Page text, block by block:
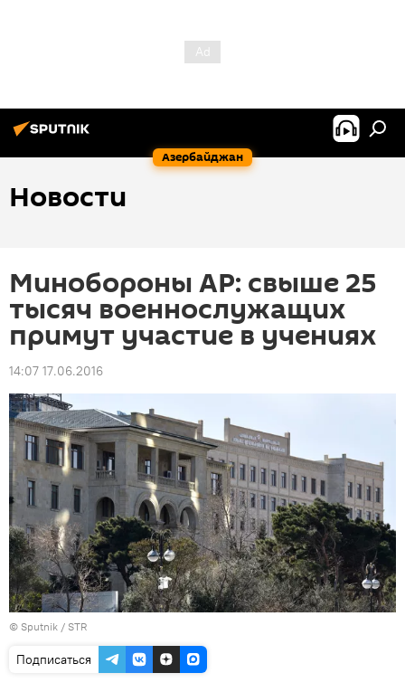
Азербайджан
Новости
Минобороны АР: свыше 25
тысяч военнослужащих
примут участие в учениях
14:07 17.06.2016
© Sputnik / STR
Подписаться